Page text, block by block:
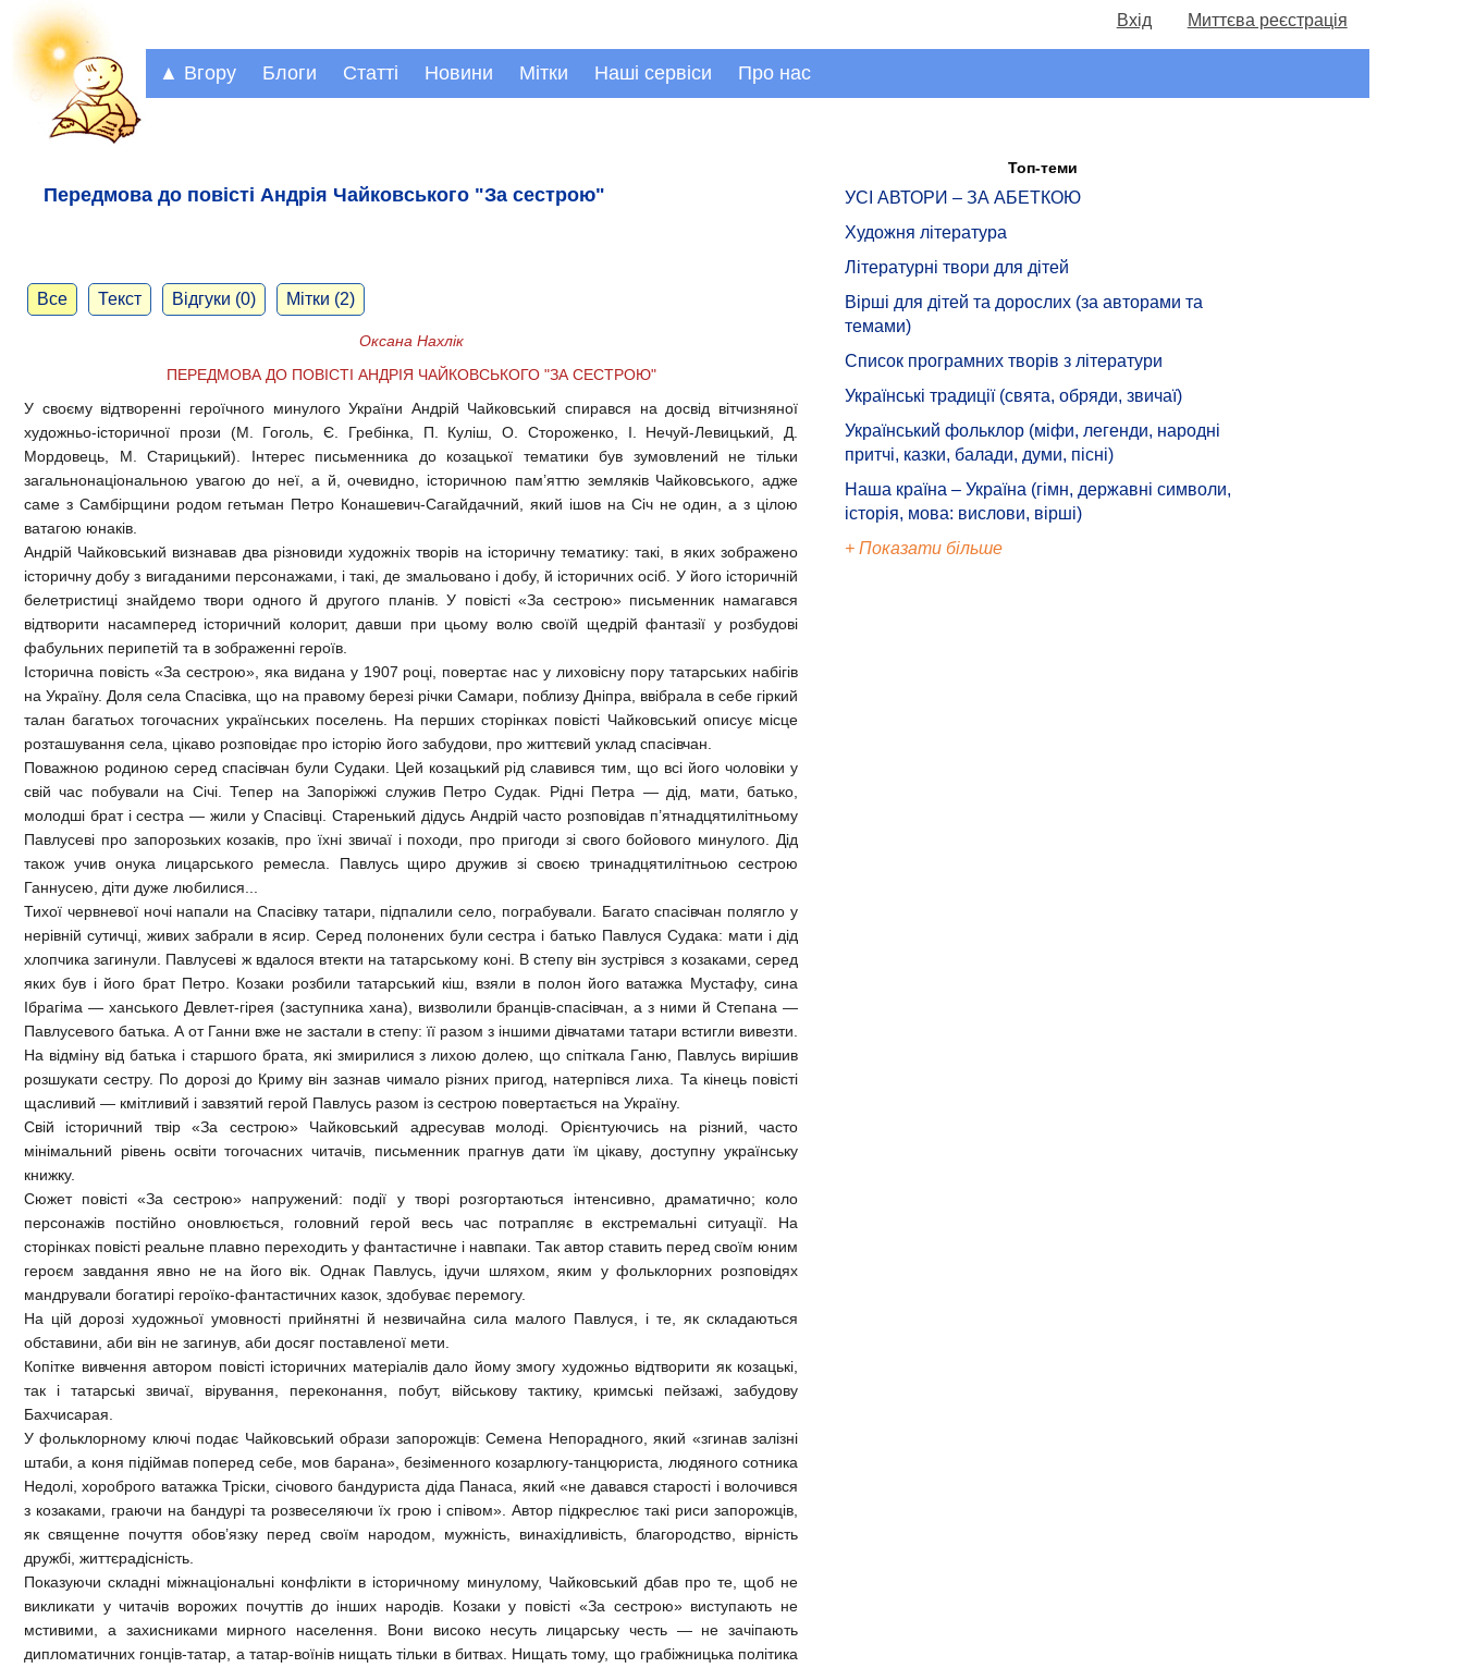
Вхід Миттєва реєстрація
▲ Вгору Блоги Статті Новини Мітки Наші сервіси Про нас
Передмова до повісті Андрія Чайковського "За сестрою"
Все Текст Відгуки (0) Мітки (2)
Оксана Нахлік
ПЕРЕДМОВА ДО ПОВІСТІ АНДРІЯ ЧАЙКОВСЬКОГО "ЗА СЕСТРОЮ"
У своєму відтворенні героїчного минулого України Андрій Чайковський спирався на досвід вітчизняної
художньо-історичної прози (М. Гоголь, Є. Гребінка, П. Куліш, О. Стороженко, І. Нечуй-Левицький, Д.
Мордовець, М. Старицький). Інтерес письменника до козацької тематики був зумовлений не тільки
загальнонаціональною увагою до неї, а й, очевидно, історичною пам’яттю земляків Чайковського, адже
саме з Самбірщини родом гетьман Петро Конашевич-Сагайдачний, який ішов на Січ не один, а з цілою
ватагою юнаків.
Андрій Чайковський визнавав два різновиди художніх творів на історичну тематику: такі, в яких зображено
історичну добу з вигаданими персонажами, і такі, де змальовано і добу, й історичних осіб. У його історичній
белетристиці знайдемо твори одного й другого планів. У повісті «За сестрою» письменник намагався
відтворити насамперед історичний колорит, давши при цьому волю своїй щедрій фантазії у розбудові
фабульних перипетій та в зображенні героїв.
Історична повість «За сестрою», яка видана у 1907 році, повертає нас у лиховісну пору татарських набігів
на Україну. Доля села Спасівка, що на правому березі річки Самари, поблизу Дніпра, ввібрала в себе гіркий
талан багатьох тогочасних українських поселень. На перших сторінках повісті Чайковський описує місце
розташування села, цікаво розповідає про історію його забудови, про життєвий уклад спасівчан.
Поважною родиною серед спасівчан були Судаки. Цей козацький рід славився тим, що всі його чоловіки у
свій час побували на Січі. Тепер на Запоріжжі служив Петро Судак. Рідні Петра — дід, мати, батько,
молодші брат і сестра — жили у Спасівці. Старенький дідусь Андрій часто розповідав п’ятнадцятилітньому
Павлусеві про запорозьких козаків, про їхні звичаї і походи, про пригоди зі свого бойового минулого. Дід
також учив онука лицарського ремесла. Павлусь щиро дружив зі своєю тринадцятилітньою сестрою
Ганнусею, діти дуже любилися...
Тихої червневої ночі напали на Спасівку татари, підпалили село, пограбували. Багато спасівчан полягло у
нерівній сутичці, живих забрали в ясир. Серед полонених були сестра і батько Павлуся Судака: мати і дід
хлопчика загинули. Павлусеві ж вдалося втекти на татарському коні. В степу він зустрівся з козаками, серед
яких був і його брат Петро. Козаки розбили татарський кіш, взяли в полон його ватажка Мустафу, сина
Ібрагіма — ханського Девлет-гірея (заступника хана), визволили бранців-спасівчан, а з ними й Степана —
Павлусевого батька. А от Ганни вже не застали в степу: її разом з іншими дівчатами татари встигли вивезти.
На відміну від батька і старшого брата, які змирилися з лихою долею, що спіткала Ганю, Павлусь вирішив
розшукати сестру. По дорозі до Криму він зазнав чимало різних пригод, натерпівся лиха. Та кінець повісті
щасливий — кмітливий і завзятий герой Павлусь разом із сестрою повертається на Україну.
Свій історичний твір «За сестрою» Чайковський адресував молоді. Орієнтуючись на різний, часто
мінімальний рівень освіти тогочасних читачів, письменник прагнув дати їм цікаву, доступну українську
книжку.
Сюжет повісті «За сестрою» напружений: події у творі розгортаються інтенсивно, драматично; коло
персонажів постійно оновлюється, головний герой весь час потрапляє в екстремальні ситуації. На
сторінках повісті реальне плавно переходить у фантастичне і навпаки. Так автор ставить перед своїм юним
героєм завдання явно не на його вік. Однак Павлусь, ідучи шляхом, яким у фольклорних розповідях
мандрували богатирі героїко-фантастичних казок, здобуває перемогу.
На цій дорозі художньої умовності прийнятні й незвичайна сила малого Павлуся, і те, як складаються
обставини, аби він не загинув, аби досяг поставленої мети.
Копітке вивчення автором повісті історичних матеріалів дало йому змогу художньо відтворити як козацькі,
так і татарські звичаї, вірування, переконання, побут, військову тактику, кримські пейзажі, забудову
Бахчисарая.
У фольклорному ключі подає Чайковський образи запорожців: Семена Непорадного, який «згинав залізні
штаби, а коня підіймав поперед себе, мов барана», безіменного козарлюгу-танцюриста, людяного сотника
Недолі, хороброго ватажка Тріски, січового бандуриста діда Панаса, який «не давався старості і волочився
з козаками, граючи на бандурі та розвеселяючи їх грою і співом». Автор підкреслює такі риси запорожців,
як священне почуття обов’язку перед своїм народом, мужність, винахідливість, благородство, вірність
дружбі, життєрадісність.
Показуючи складні міжнаціональні конфлікти в історичному минулому, Чайковський дбав про те, щоб не
викликати у читачів ворожих почуттів до інших народів. Козаки у повісті «За сестрою» виступають не
мстивими, а захисниками мирного населення. Вони високо несуть лицарську честь — не зачіпають
дипломатичних гонців-татар, а татар-воїнів нищать тільки в битвах. Нищать тому, що грабіжницька політика
Топ-теми
УСІ АВТОРИ – ЗА АБЕТКОЮ
Художня література
Літературні твори для дітей
Вірші для дітей та дорослих (за авторами та
темами)
Список програмних творів з літератури
Українські традиції (свята, обряди, звичаї)
Український фольклор (міфи, легенди, народні
притчі, казки, балади, думи, пісні)
Наша країна – Україна (гімн, державні символи,
історія, мова: вислови, вірші)
+ Показати більше